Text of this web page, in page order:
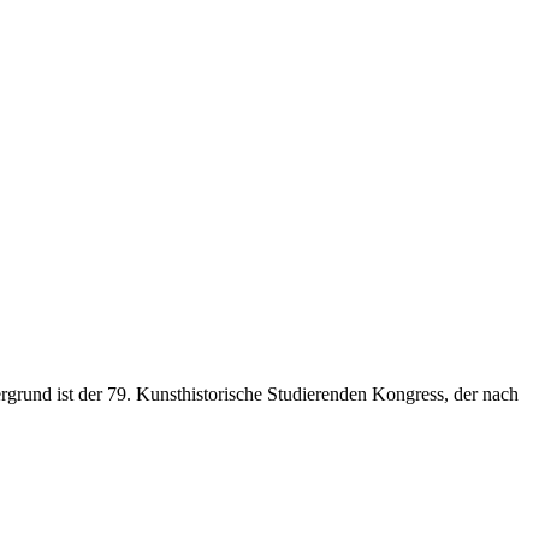
ist der 79. Kunsthistorische Studierenden Kongress, der nach